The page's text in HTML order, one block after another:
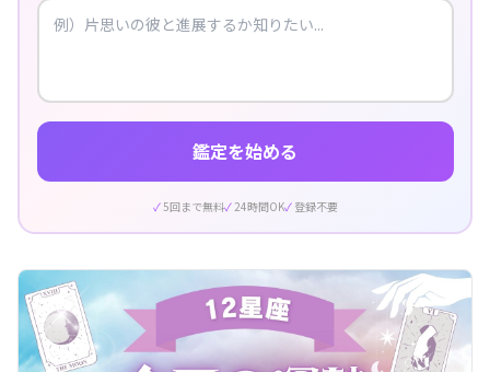
鑑定を始める
5回まで無料 24時間OK 登録不要